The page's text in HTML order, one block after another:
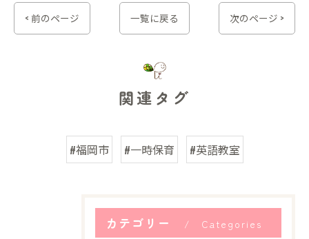
< 前のページ 一覧に戻る 次のページ >
関連タグ
#福岡市 #一時保育 #英語教室
カテゴリー Categories